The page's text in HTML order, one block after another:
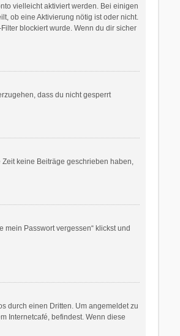
vielleicht aktiviert werden. Bei einigen
ob eine Aktivierung nötig ist oder nicht.
blockiert wurde. Wenn du dir sicher
dass du nicht gesperrt
keine Beiträge geschrieben haben,
mein Passwort vergessen“ klickst und
durch einen Dritten. Um angemeldet zu
Internetcafé, befindest. Wenn diese